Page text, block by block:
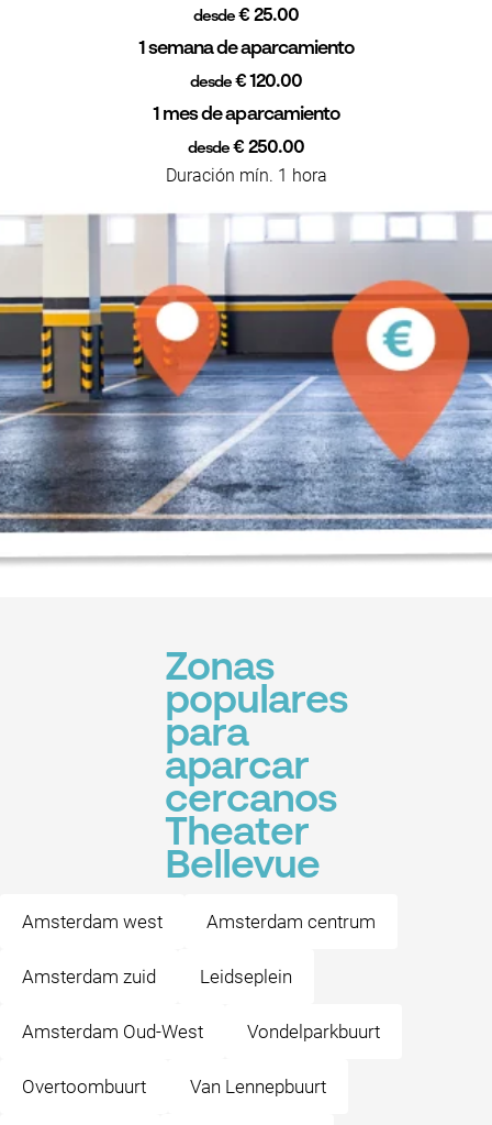
desde € 25.00
1 semana de aparcamiento
desde€ 120.00
1 mes de aparcamiento
desde € 250.00
Duración mín. 1 hora
Zonas
populares
para
aparcar
cercanos
Theater
Bellevue
Amsterdam west Amsterdam centrum
Amsterdam zuid Leidseplein
Amsterdam Oud-West Vondelparkbuurt
Overtoombuurt Van Lennepbuurt